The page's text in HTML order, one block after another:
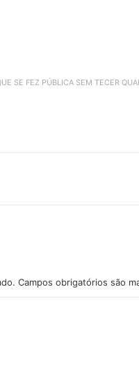
SE FEZ PÚBLICA SEM TECER
Campos obrigatórios são